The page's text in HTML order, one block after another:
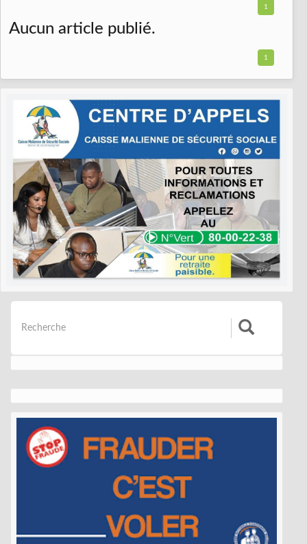
1
Aucun article publié.
1